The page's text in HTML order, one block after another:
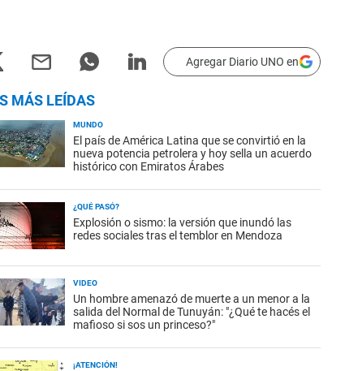
Agregar Diario UNO en
MÁS LEÍDAS
MUNDO
El país de América Latina que se convirtió en la
nueva potencia petrolera y hoy sella un acuerdo
histórico con Emiratos Árabes
¿QUÉ PASÓ?
Explosión o sismo: la versión que inundó las
redes sociales tras el temblor en Mendoza
VIDEO
Un hombre amenazó de muerte a un menor a la
salida del Normal de Tunuyán: "¿Qué te hacés el
mafioso si sos un princeso?"
¡ATENCIÓN!